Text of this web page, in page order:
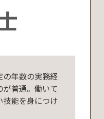
年数の実務経
普通。働いて
能を身につけ